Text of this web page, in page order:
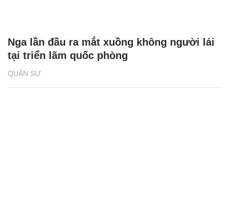
QUÂN SỰ
Nga lần đầu ra mắt xuồng không người lái
tại triển lãm quốc phòng